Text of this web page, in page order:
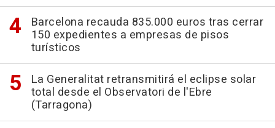
Barcelona recauda 835.000 euros tras cerrar
150 expedientes a empresas de pisos
turísticos
La Generalitat retransmitirá el eclipse solar
total desde el Observatori de l'Ebre
(Tarragona)